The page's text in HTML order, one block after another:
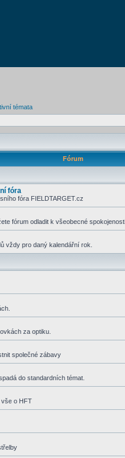
témata
Fórum
fóra
fóra FIELDTARGET.cz
fórum odladit k všeobecné spokojenosti
vždy pro daný kalendářní rok.
za optiku.
společné zábavy
do standardních témat.
vše o HFT